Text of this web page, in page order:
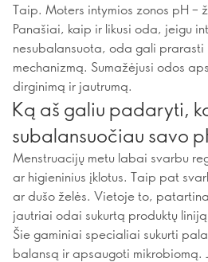
Taip. Moters intymios zonos pH –
Panašiai, kaip ir likusi oda, jeigu
nesubalansuota, oda gali prarasti
mechanizmą. Sumažėjusi odos
dirginimą ir jautrumą.
Ką aš galiu padaryti,
subalansuočiau savo
Menstruacijų metu labai svarbu
ar higieninius įklotus. Taip pat
ar dušo želės. Vietoje to,
jautriai odai sukurtą produktų
Šie gaminiai specialiai sukurti
balansą ir apsaugoti mikrobiomą.